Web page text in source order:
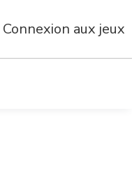
Connexion aux jeux